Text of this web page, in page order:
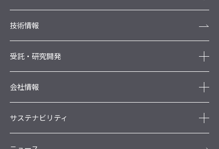
技術情報
受託・研究開発
会社情報
サステナビリティ